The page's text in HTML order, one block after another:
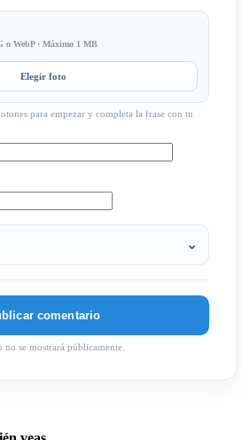
o WebP · Máximo 1 MB
Elegir foto
para empezar y completa la frase con tu
no se mostrará públicamente.